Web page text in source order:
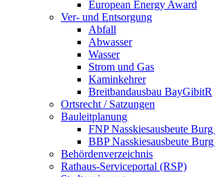
European Energy Award
Ver- und Entsorgung
Abfall
Abwasser
Wasser
Strom und Gas
Kaminkehrer
Breitbandausbau BayGibitR
Ortsrecht / Satzungen
Bauleitplanung
FNP Nasskiesausbeute
BBP Nasskiesausbeute
Behördenverzeichnis
Rathaus-Serviceportal (RSP)